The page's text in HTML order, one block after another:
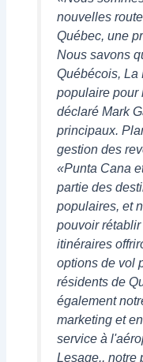
nouvelles
Québec, une
Nous savons
Québécois, La
populaire pour
déclaré Mark
principaux.
gestion des
«Punta Cana
partie des
populaires, et
pouvoir
itinéraires
options de vol
résidents de
également
marketing et
service à
Lesage., notre